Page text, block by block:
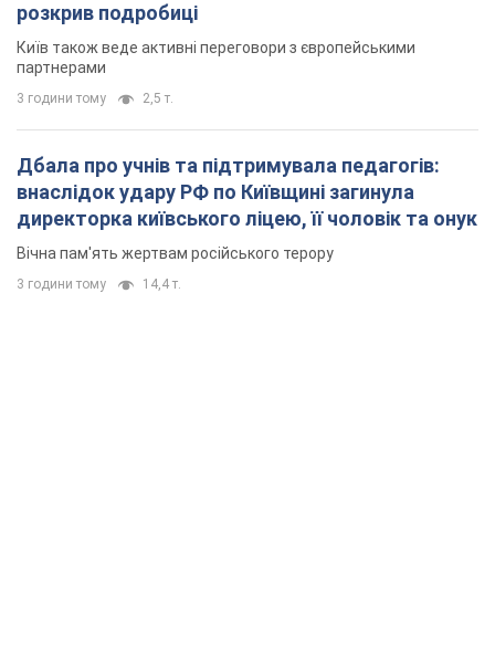
розкрив подробиці
Київ також веде активні переговори з європейськими
партнерами
3 години тому 2,5 т.
Дбала про учнів та підтримувала педагогів:
внаслідок удару РФ по Київщині загинула
директорка київського ліцею, її чоловік та онук
Вічна пам'ять жертвам російського терору
3 години тому 14,4 т.